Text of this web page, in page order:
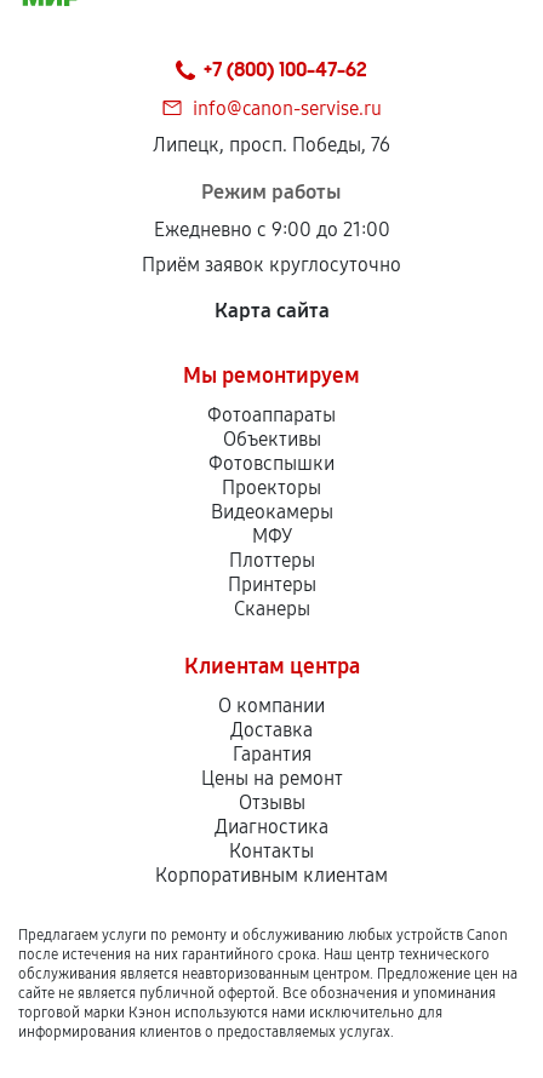
+7 (800) 100-47-62
info@canon-servise.ru
Липецк, просп. Победы, 76
Режим работы
Ежедневно с 9:00 до 21:00
Приём заявок круглосуточно
Карта сайта
Мы ремонтируем
Фотоаппараты
Объективы
Фотовспышки
Проекторы
Видеокамеры
МФУ
Плоттеры
Принтеры
Сканеры
Клиентам центра
О компании
Доставка
Гарантия
Цены на ремонт
Отзывы
Диагностика
Контакты
Корпоративным клиентам
Предлагаем услуги по ремонту и обслуживанию любых устройств Canon
после истечения на них гарантийного срока. Наш центр технического
обслуживания является неавторизованным центром. Предложение цен на
сайте не является публичной офертой. Все обозначения и упоминания
торговой марки Кэнон используются нами исключительно для
информирования клиентов о предоставляемых услугах.